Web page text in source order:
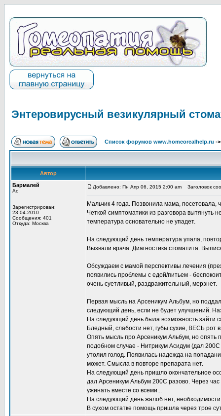
Энтеровирусный везикулярный
Список форумов www.homeorealhelp.ru -
Автор
Бармалей
Ас
Зарегистрирован:
23.04.2010
Сообщения: 401
Откуда: Москва
Добавлено: Пн Апр 06, 2015 2:00 am Заголовок
Мальчик 4 года. Позвонила мама, посетовала,
Четкой симптоматики из разговора вытянуть
температура основательно не упадет.
На следующий день температура упала,
Вызвали врача. Диагностика стоматита.
Обсуждаем с мамой перспективы лечения
появились проблемы с едой/питьем -
очень суетливый, раздражительный, мерзнет.
Первая мысль на Арсеникум Альбум, но
следующий день, если не будет улучшений.
На следующий день была возможность зайти
Бледный, слабости нет, губы сухие, ВЕСЬ рот в
Опять мысль про Арсеникум Альбум, но
подобном случае - Нитрикум Асидум (дал
утолил голод. Появилась надежда на
может. Смысла в повторе препарата нет.
На следующий день пришло окончательное
дал Арсеникум Альбум 200С разово. Через
ужинать вместе со всеми...
На следующий день жалоб нет,
В сухом остатке помощь пришла через трое